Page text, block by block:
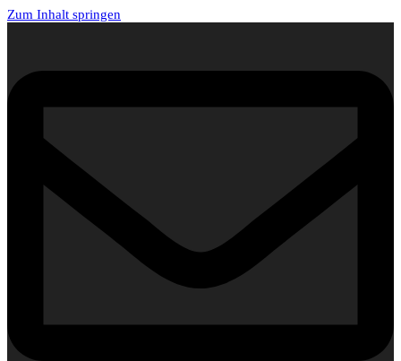
Zum Inhalt springen